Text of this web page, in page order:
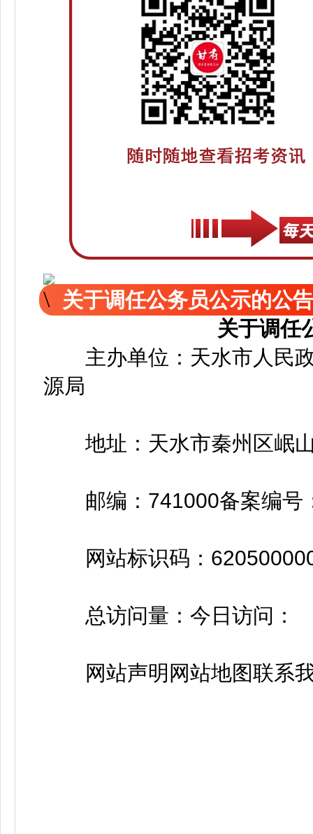
关于调任公务员公示的公告
关于调任
主办单位：天水市人民政
源局
地址：天水市秦州区岷山
邮编：741000备案编号
网站标识码：
总访问量：今日访问：
网站声明网站地图联系